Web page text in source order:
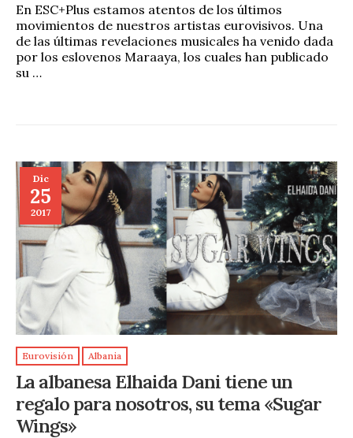
En ESC+Plus estamos atentos de los últimos
movimientos de nuestros artistas eurovisivos. Una
de las últimas revelaciones musicales ha venido dada
por los eslovenos Maraaya, los cuales han publicado
su …
Dic
25
2017
Eurovisión Albania
La albanesa Elhaida Dani tiene un
regalo para nosotros, su tema «Sugar
Wings»